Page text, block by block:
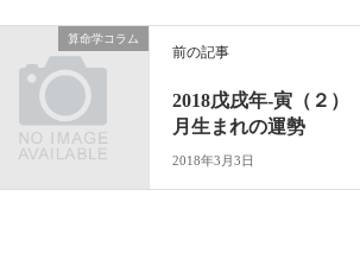
算命学コラム
前の記事
2018戊戌年-寅（２）
月生まれの運勢
2018年3月3日